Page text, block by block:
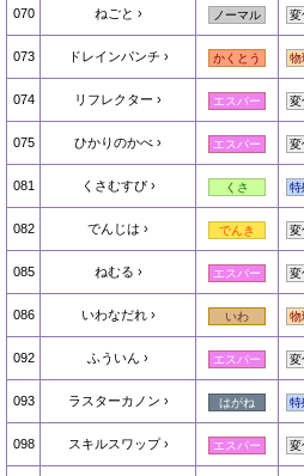
070 ねごと ノーマル 変
073 ドレインパンチ かくとう 物
074 リフレクター エスパー 変
075 ひかりのかべ エスパー 変
081 くさむすび くさ 特
082 でんじは でんき 変
085 ねむる エスパー 変
086 いわなだれ いわ 物
092 ふういん エスパー 変
093 ラスターカノン はがね 特
098 スキルスワップ エスパー 変